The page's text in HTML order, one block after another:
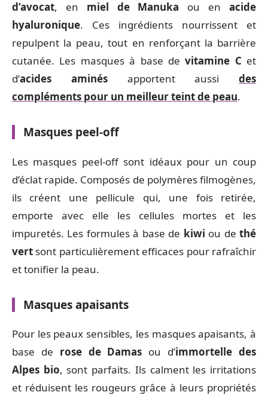
d’avocat, en miel de Manuka ou enacide
hyaluronique. Ces ingrédients nourrissent et
repulpent la peau, tout en renforçant la barrière
cutanée. Les masques à base devitamine C et
d’acides aminésapportent aussi des
compléments pour un meilleur teint de peau.
Masques peel-off
Les masques peel-off sont idéaux pour un coup
d’éclat rapide. Composés de polymères filmogènes,
ils créent une pellicule qui, une fois retirée,
emporte avec elle les cellules mortes et les
impuretés. Les formules à base de kiwi ou dethé
vert sont particulièrement efficaces pour rafraîchir
et tonifier la peau.
Masques apaisants
Pour les peaux sensibles, les masques apaisants, à
base de rose de Damas ou d’immortelle des
Alpes bio, sont parfaits. Ils calment les irritations
et réduisent les rougeurs grâce à leurs propriétés